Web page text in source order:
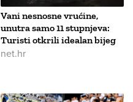
Vani nesnosne vrućine,
unutra samo 11 stupnjeva:
Turisti otkrili idealan bijeg
net.hr